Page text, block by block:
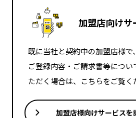
加盟店向けサ
既に当社と契約中の加盟店様で
ご登録内容・ご請求書等につ
ただく場合は、こちらをご覧く
加盟店様向けサービスを